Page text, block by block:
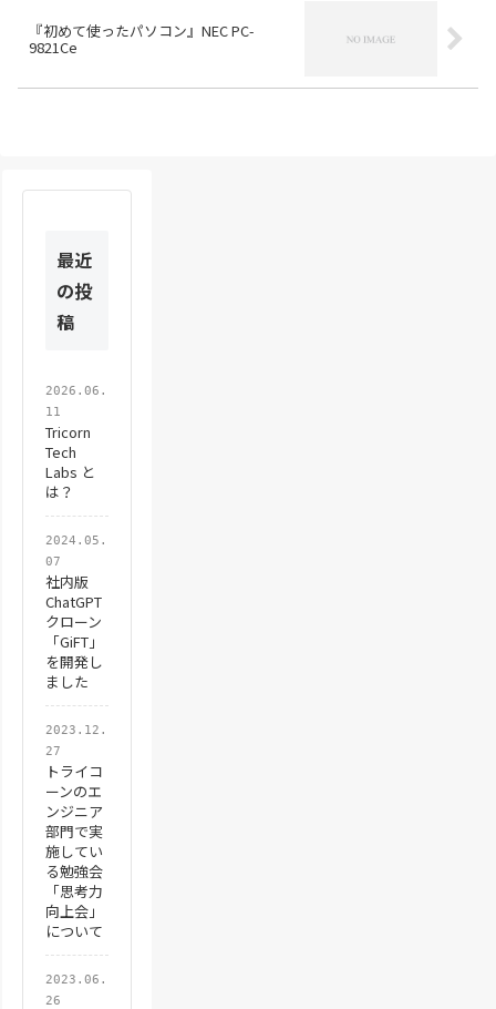
『初めて使ったパソコン』NEC PC-
9821Ce
最近
の投
稿
2026.06.
11
Tricorn
Tech
Labs と
は？
2024.05.
07
社内版
ChatGPT
クローン
「GiFT」
を開発し
ました
2023.12.
27
トライコ
ーンのエ
ンジニア
部門で実
施してい
る勉強会
「思考力
向上会」
について
2023.06.
26